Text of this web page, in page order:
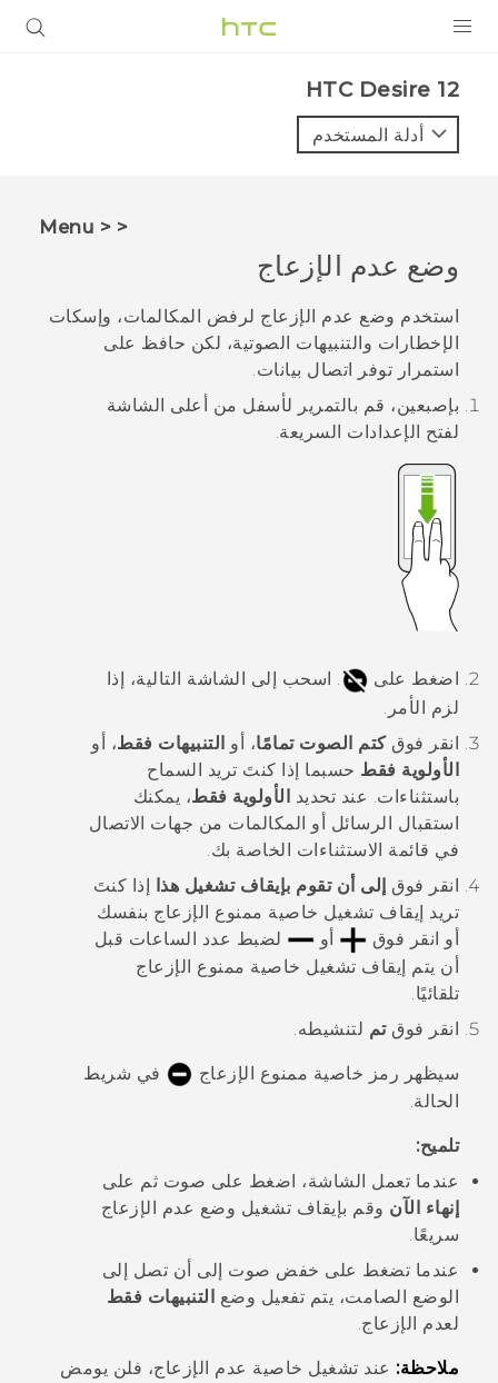
VIVE
VIVERSE
البرامج + التطبيقات
الدعم
أجهزة HTC والملحقات
HTC Desire 12‎
أدلة المستخدم
< < Menu
وضع عدم الإزعاج
استخدم وضع عدم الإزعاج لرفض المكالمات، وإسكات
الإخطارات والتنبيهات الصوتية، لكن حافظ على
استمرار توفر اتصال بيانات.
بإصبعين، قم بالتمرير لأسفل من أعلى الشاشة
لفتح الإعدادات السريعة.
اضغط على . اسحب إلى الشاشة التالية، إذا
لزم الأمر.
انقر فوقكتم الصوت تمامًا، أو التنبيهات فقط، أو
الأولوية فقط حسبما إذا كنتَ تريد السماح
باستثناءات. عند تحديد الأولوية فقط، يمكنك
استقبال الرسائل أو المكالمات من جهات الاتصال
في قائمة الاستثناءات الخاصة بك.
انقر فوق إلى أن تقوم بإيقاف تشغيل هذا إذا كنتَ
تريد إيقاف تشغيل خاصية ممنوع الإزعاج بنفسك
أو انقر فوق
أو
لضبط عدد الساعات قبل
أن يتم إيقاف تشغيل خاصية ممنوع الإزعاج
تلقائيًا.
انقر فوقتم لتنشيطه.
سيظهر رمز خاصية ممنوع الإزعاج
في شريط
الحالة.
تلميح:
عندما تعمل الشاشة، اضغط على صوت ثم على
إنهاء الآن وقم بإيقاف تشغيل وضع عدم الإزعاج
سريعًا.
عندما تضغط على خفض صوت إلى أن تصل إلى
الوضع الصامت، يتم تفعيل وضع
التنبيهات فقط
لعدم الإزعاج.
ملاحظة: عند تشغيل خاصية عدم الإزعاج، فلن يومض